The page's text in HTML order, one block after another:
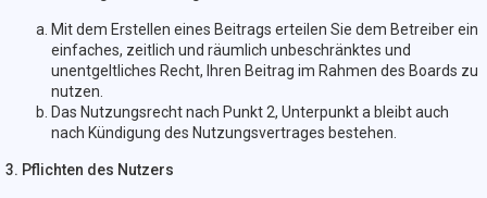
Mit dem Erstellen eines Beitrags erteilen Sie dem Betreiber ein
einfaches, zeitlich und räumlich unbeschränktes und
unentgeltliches Recht, Ihren Beitrag im Rahmen des Boards zu
nutzen.
Das Nutzungsrecht nach Punkt 2, Unterpunkt a bleibt auch
nach Kündigung des Nutzungsvertrages bestehen.
3. Pflichten des Nutzers